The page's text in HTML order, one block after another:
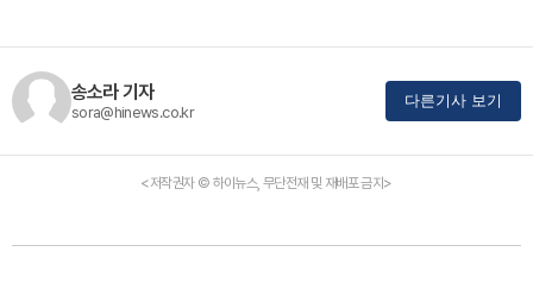
송소라 기자
sora@hinews.co.kr
다른기사 보기
<저작권자 © 하이뉴스, 무단전재 및 재배포 금지>